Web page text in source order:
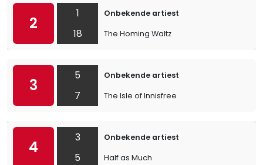
2
1
18
Onbekende artiest
The Homing Waltz
3
5
7
Onbekende artiest
The Isle of Innisfree
4
3
5
Onbekende artiest
Half as Much